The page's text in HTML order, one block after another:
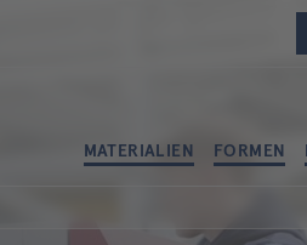
MATERIALIEN FORMEN